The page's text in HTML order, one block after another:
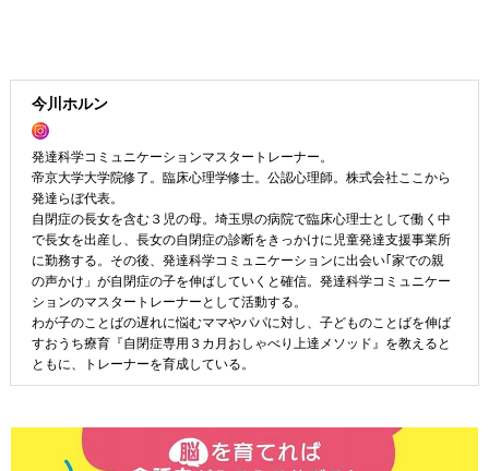
今川ホルン
発達科学コミュニケーションマスタートレーナー。
帝京大学大学院修了。臨床心理学修士。公認心理師。株式会社ここから
発達らぼ代表。
自閉症の長女を含む３児の母。埼玉県の病院で臨床心理士として働く中
で長女を出産し、長女の自閉症の診断をきっかけに児童発達支援事業所
に勤務する。その後、発達科学コミュニケーションに出会い｢家での親
の声かけ」が自閉症の子を伸ばしていくと確信。発達科学コミュニケー
ションのマスタートレーナーとして活動する。
わが子のことばの遅れに悩むママやパパに対し、子どものことばを伸ば
すおうち療育『自閉症専用３カ月おしゃべり上達メソッド』を教えると
ともに、トレーナーを育成している。